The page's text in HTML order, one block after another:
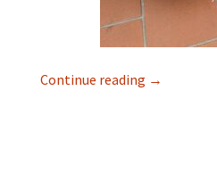
Continue reading →